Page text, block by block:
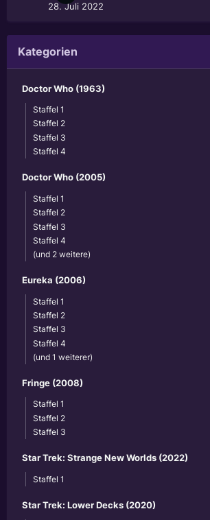
28. Juli 2022
Kategorien
Doctor Who (1963)
Staffel 1
Staffel 2
Staffel 3
Staffel 4
Doctor Who (2005)
Staffel 1
Staffel 2
Staffel 3
Staffel 4
(und 2 weitere)
Eureka (2006)
Staffel 1
Staffel 2
Staffel 3
Staffel 4
(und 1 weiterer)
Fringe (2008)
Staffel 1
Staffel 2
Staffel 3
Star Trek: Strange New Worlds (2022)
Staffel 1
Star Trek: Lower Decks (2020)